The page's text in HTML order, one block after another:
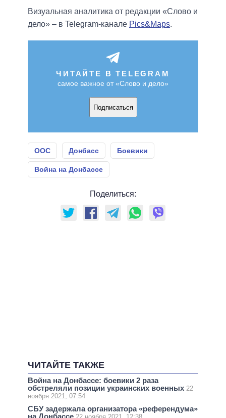
Визуальная аналитика от редакции «Слово и
дело» – в Telegram-канале Pics&Maps.
ЧИТАЙТЕ В TELEGRAM
самое важное от «Слово и дело»
Подписаться
ООС Донбасс Боевики
Война на Донбассе
Поделиться:
ЧИТАЙТЕ ТАКЖЕ
Война на Донбассе: боевики 2 раза
обстреляли позиции украинских военных 22
ноября 2021, 07:54
СБУ задержала организатора «референдума»